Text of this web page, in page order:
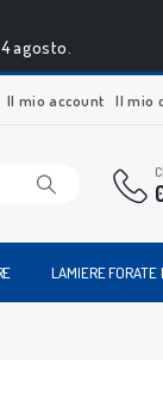
agosto.
Il mio account Il mio
LAMIERE FORATE